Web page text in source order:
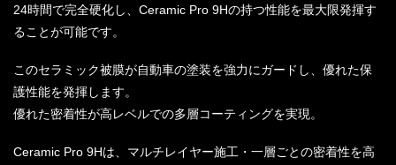
24時間で完全硬化し、Ceramic Pro 9Hの持つ性能を最大限発揮す
ることが可能です。
このセラミック被膜が自動車の塗装を強力にガードし、優れた保
護性能を発揮します。
優れた密着性が高レベルでの多層コーティングを実現。
Ceramic Pro 9Hは、マルチレイヤー施工・一層ごとの密着性を高